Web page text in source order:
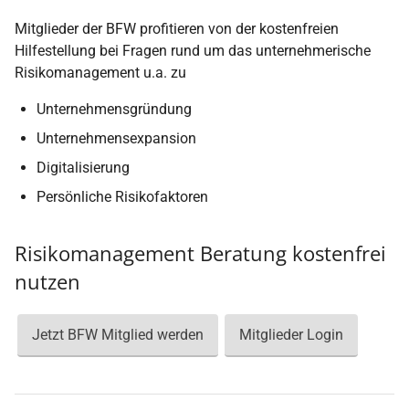
Mitglieder der BFW profitieren von der kostenfreien
Hilfestellung bei Fragen rund um das unternehmerische
Risikomanagement u.a. zu
Unternehmensgründung
Unternehmensexpansion
Digitalisierung
Persönliche Risikofaktoren
Risikomanagement Beratung kostenfrei
nutzen
Jetzt BFW Mitglied werden Mitglieder Login